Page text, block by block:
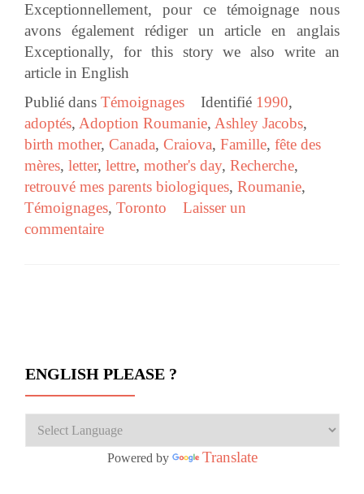
Exceptionnellement, pour ce témoignage nous
avons également rédiger un article en anglais
Exceptionally, for this story we also write an
article in English
Publié dans Témoignages Identifié 1990,
adoptés, Adoption Roumanie, Ashley Jacobs,
birth mother, Canada, Craiova, Famille, fête des
mères, letter, lettre, mother's day, Recherche,
retrouvé mes parents biologiques, Roumanie,
Témoignages, Toronto
Laisser un
commentaire
ENGLISH PLEASE ?
Powered by Translate